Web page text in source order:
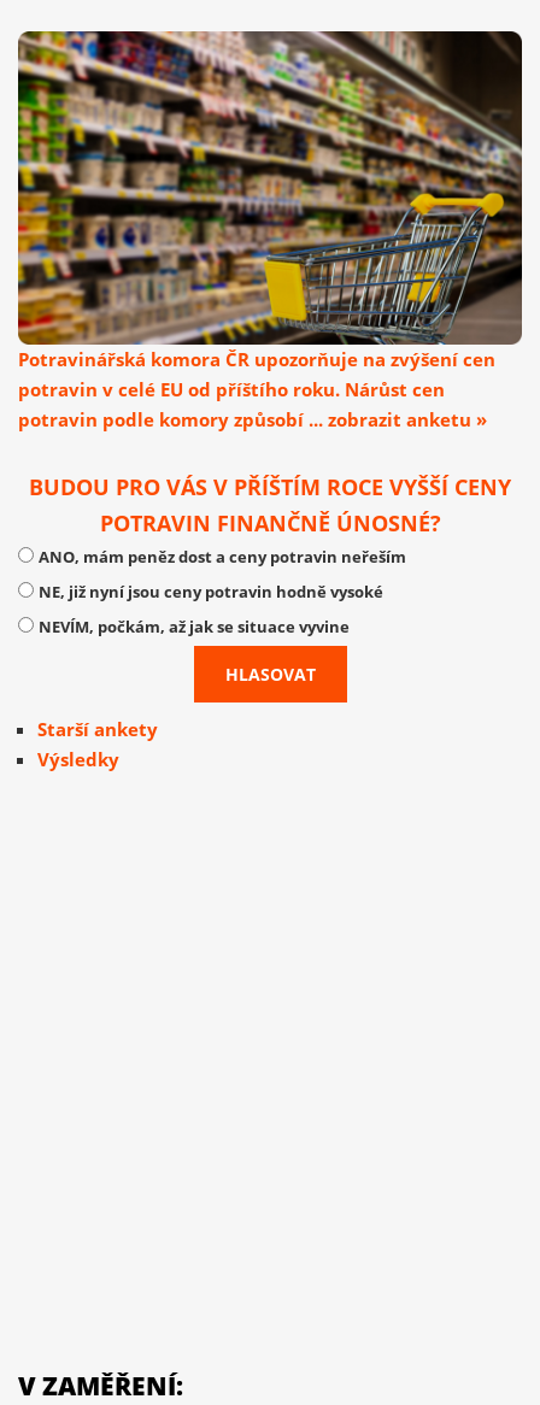
Potravinářská komora ČR upozorňuje na zvýšení cen
potravin v celé EU od příštího roku. Nárůst cen
potravin podle komory způsobí ... zobrazit anketu »
BUDOU PRO VÁS V PŘÍŠTÍM ROCE VYŠŠÍ CENY
POTRAVIN FINANČNĚ ÚNOSNÉ?
ANO, mám peněz dost a ceny potravin neřeším
NE, již nyní jsou ceny potravin hodně vysoké
NEVÍM, počkám, až jak se situace vyvine
Starší ankety
Výsledky
V ZAMĚŘENÍ: